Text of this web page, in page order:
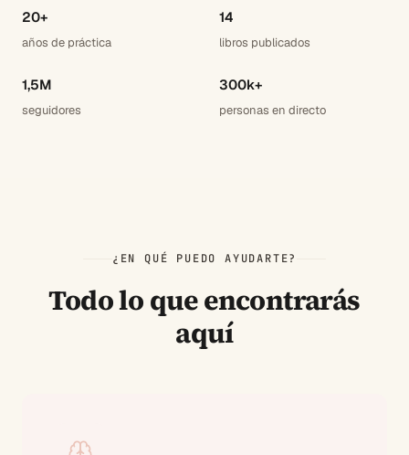
20+
años de práctica
14
libros publicados
1,5M
seguidores
300k+
personas en directo
¿EN QUÉ PUEDO AYUDARTE?
Todo lo que encontrarás
aquí